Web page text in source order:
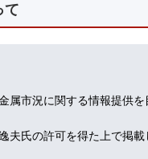
て
属市況に関する情報提供
夫氏の許可を得た上で掲